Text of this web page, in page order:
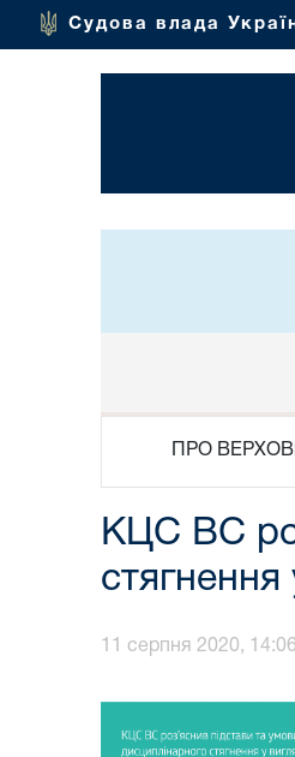
Судова влада
ПРО
КЦС ВС
стягнення
11 серпня 2020, 14:06